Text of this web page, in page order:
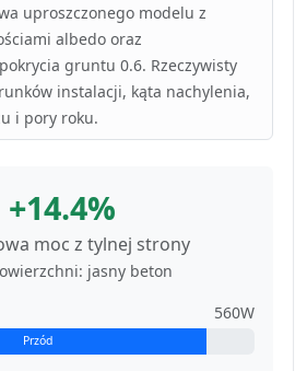
uproszczonego modelu z
albedo oraz
gruntu 0.6. Rzeczywisty
instalacji, kąta nachylenia,
i pory roku.
+14.4%
moc z tylnej strony
jasny beton
560W
Przód